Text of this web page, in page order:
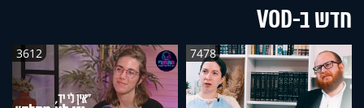
חדש ב-VOD
7478
3612